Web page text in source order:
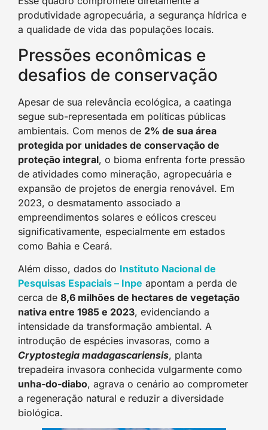
produtividade agropecuária, a segurança hídrica e
a qualidade de vida das populações locais.
Pressões econômicas e
desafios de conservação
Apesar de sua relevância ecológica, a caatinga
segue sub-representada em políticas públicas
ambientais. Com menos de 2% de sua área
protegida por unidades de conservação de
proteção integral, o bioma enfrenta forte pressão
de atividades como mineração, agropecuária e
expansão de projetos de energia renovável. Em
2023, o desmatamento associado a
empreendimentos solares e eólicos cresceu
significativamente, especialmente em estados
como Bahia e Ceará.
Além disso, dados do Instituto Nacional de
Pesquisas Espaciais – Inpe apontam a perda de
cerca de 8,6 milhões de hectares de vegetação
nativa entre 1985 e 2023, evidenciando a
intensidade da transformação ambiental. A
introdução de espécies invasoras, como a
Cryptostegia madagascariensis, planta
trepadeira invasora conhecida vulgarmente como
unha-do-diabo, agrava o cenário ao comprometer
a regeneração natural e reduzir a diversidade
biológica.